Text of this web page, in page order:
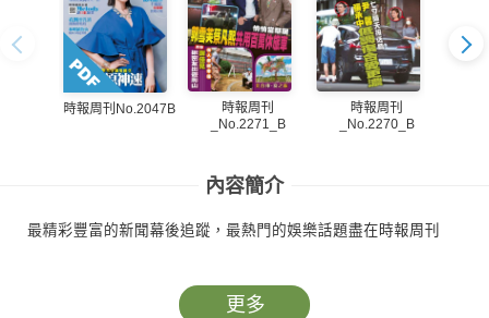
時報周刊No.2047B
時報周刊
_No.2271_B
時報周刊
_No.2270_B
內容簡介
最精彩豐富的新聞幕後追蹤，最熱門的娛樂話題盡在時報周刊
更多